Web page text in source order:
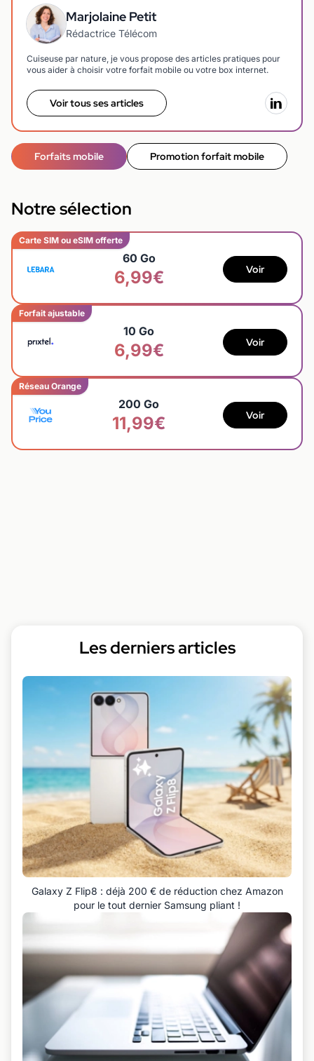
Marjolaine Petit
Rédactrice Télécom
Cuiseuse par nature, je vous propose des articles pratiques pour
vous aider à choisir votre forfait mobile ou votre box internet.
Voir tous ses articles
Forfaits mobile Promotion forfait mobile
Notre sélection
Carte SIM ou eSIM offerte
60 Go
6,99€ Voir
Forfait ajustable
10 Go
6,99€ Voir
Réseau Orange
200 Go
11,99€ Voir
Les derniers articles
Galaxy Z Flip8 : déjà 200 € de réduction chez Amazon
pour le tout dernier Samsung pliant !